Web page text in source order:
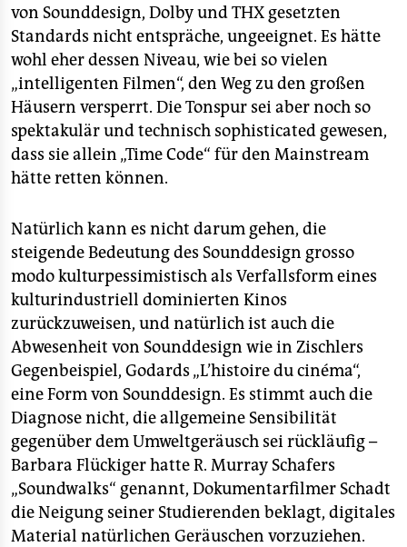
von Sounddesign, Dolby und THX gesetzten
Standards nicht entspräche, ungeeignet. Es hätte
wohl eher dessen Niveau, wie bei so vielen
„intelligenten Filmen“, den Weg zu den großen
Häusern versperrt. Die Tonspur sei aber noch so
spektakulär und technisch sophisticated gewesen,
dass sie allein „Time Code“ für den Mainstream
hätte retten können.
Natürlich kann es nicht darum gehen, die
steigende Bedeutung des Sounddesign grosso
modo kulturpessimistisch als Verfallsform eines
kulturindustriell dominierten Kinos
zurückzuweisen, und natürlich ist auch die
Abwesenheit von Sounddesign wie in Zischlers
Gegenbeispiel, Godards „L’histoire du cinéma“,
eine Form von Sounddesign. Es stimmt auch die
Diagnose nicht, die allgemeine Sensibilität
gegenüber dem Umweltgeräusch sei rückläufig –
Barbara Flückiger hatte R. Murray Schafers
„Soundwalks“ genannt, Dokumentarfilmer Schadt
die Neigung seiner Studierenden beklagt, digitales
Material natürlichen Geräuschen vorzuziehen.